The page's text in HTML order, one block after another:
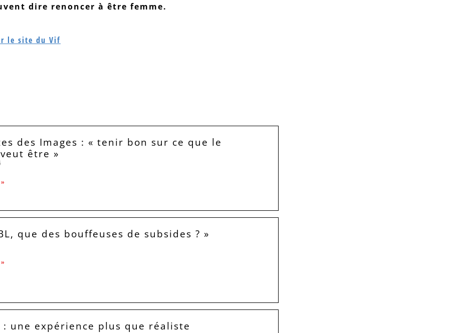
dire renoncer à être femme.
le site du Vif
des Images : « tenir bon sur ce que le
être »
que des bouffeuses de subsides ? »
: une expérience plus que réaliste